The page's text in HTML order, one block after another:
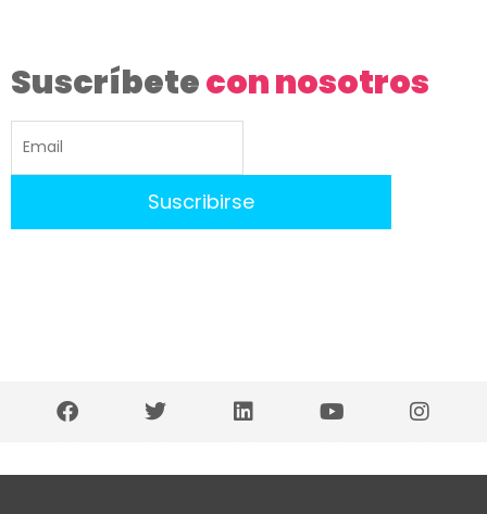
Suscríbetecon nosotros